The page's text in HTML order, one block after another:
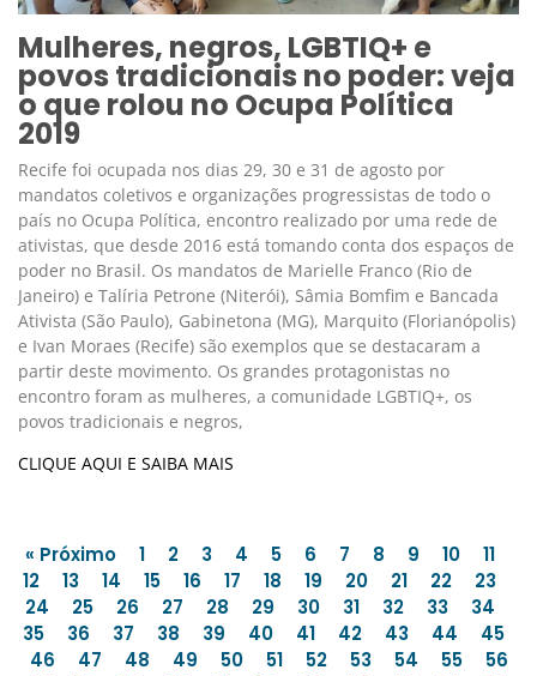
Mulheres, negros, LGBTIQ+ e
povos tradicionais no poder: veja
o que rolou no Ocupa Política
2019
Recife foi ocupada nos dias 29, 30 e 31 de agosto por
mandatos coletivos e organizações progressistas de todo o
país no Ocupa Política, encontro realizado por uma rede de
ativistas, que desde 2016 está tomando conta dos espaços de
poder no Brasil. Os mandatos de Marielle Franco (Rio de
Janeiro) e Talíria Petrone (Niterói), Sâmia Bomfim e Bancada
Ativista (São Paulo), Gabinetona (MG), Marquito (Florianópolis)
e Ivan Moraes (Recife) são exemplos que se destacaram a
partir deste movimento. Os grandes protagonistas no
encontro foram as mulheres, a comunidade LGBTIQ+, os
povos tradicionais e negros,
CLIQUE AQUI E SAIBA MAIS
« Próximo 1 2 3 4 5 6 7 8 9 10
11
12
13 14 15 16 17 18 19 20 21 22
23
24
25 26 27 28 29 30 31 32 33
34
35
36 37 38 39 40 41 42 43 44
45
46
47 48 49 50 51 52 53 54 55
56